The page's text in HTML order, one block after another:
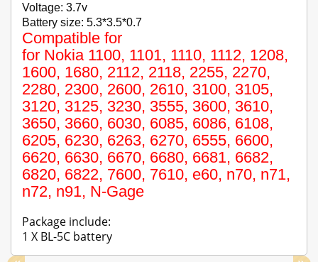
Voltage: 3.7v
Battery size: 5.3*3.5*0.7
Compatible for
for Nokia 1100, 1101, 1110, 1112, 1208,
1600, 1680, 2112, 2118, 2255, 2270,
2280, 2300, 2600, 2610, 3100, 3105,
3120, 3125, 3230, 3555, 3600, 3610,
3650, 3660, 6030, 6085, 6086, 6108,
6205, 6230, 6263, 6270, 6555, 6600,
6620, 6630, 6670, 6680, 6681, 6682,
6820, 6822, 7600, 7610, e60, n70, n71,
n72, n91, N-Gage
Package include:
1 X BL-5C battery